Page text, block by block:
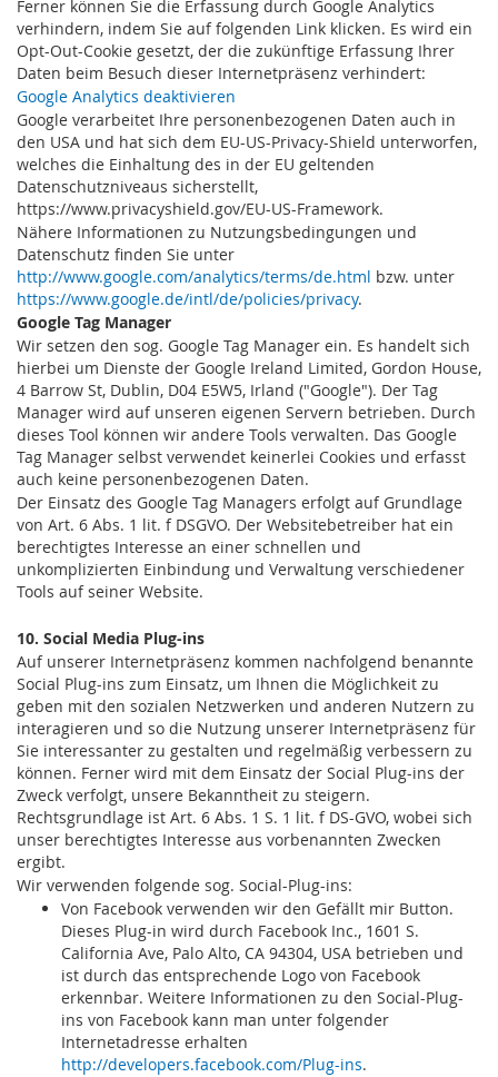
Ferner können Sie die Erfassung durch Google Analytics
verhindern, indem Sie auf folgenden Link klicken. Es wird ein
Opt-Out-Cookie gesetzt, der die zukünftige Erfassung Ihrer
Daten beim Besuch dieser Internetpräsenz verhindert:
Google Analytics deaktivieren
Google verarbeitet Ihre personenbezogenen Daten auch in
den USA und hat sich dem EU-US-Privacy-Shield unterworfen,
welches die Einhaltung des in der EU geltenden
Datenschutzniveaus sicherstellt,
https://www.privacyshield.gov/EU-US-Framework.
Nähere Informationen zu Nutzungsbedingungen und
Datenschutz finden Sie unter
http://www.google.com/analytics/terms/de.html bzw. unter
https://www.google.de/intl/de/policies/privacy.
Google Tag Manager
Wir setzen den sog. Google Tag Manager ein. Es handelt sich
hierbei um Dienste der Google Ireland Limited, Gordon House,
4 Barrow St, Dublin, D04 E5W5, Irland ("Google"). Der Tag
Manager wird auf unseren eigenen Servern betrieben. Durch
dieses Tool können wir andere Tools verwalten. Das Google
Tag Manager selbst verwendet keinerlei Cookies und erfasst
auch keine personenbezogenen Daten.
Der Einsatz des Google Tag Managers erfolgt auf Grundlage
von Art. 6 Abs. 1 lit. f DSGVO. Der Websitebetreiber hat ein
berechtigtes Interesse an einer schnellen und
unkomplizierten Einbindung und Verwaltung verschiedener
Tools auf seiner Website.
10. Social Media Plug-ins
Auf unserer Internetpräsenz kommen nachfolgend benannte
Social Plug-ins zum Einsatz, um Ihnen die Möglichkeit zu
geben mit den sozialen Netzwerken und anderen Nutzern zu
interagieren und so die Nutzung unserer Internetpräsenz für
Sie interessanter zu gestalten und regelmäßig verbessern zu
können. Ferner wird mit dem Einsatz der Social Plug-ins der
Zweck verfolgt, unsere Bekanntheit zu steigern.
Rechtsgrundlage ist Art. 6 Abs. 1 S. 1 lit. f DS-GVO, wobei sich
unser berechtigtes Interesse aus vorbenannten Zwecken
ergibt.
Wir verwenden folgende sog. Social-Plug-ins:
Von Facebook verwenden wir den Gefällt mir Button.
Dieses Plug-in wird durch Facebook Inc., 1601 S.
California Ave, Palo Alto, CA 94304, USA betrieben und
ist durch das entsprechende Logo von Facebook
erkennbar. Weitere Informationen zu den Social-Plug-
ins von Facebook kann man unter folgender
Internetadresse erhalten
http://developers.facebook.com/Plug-ins.